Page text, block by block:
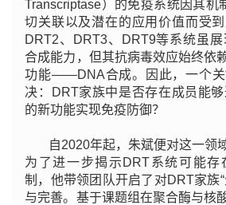
Transcriptase）的免疫系统因其机
切关联以及潜在的应用价值而受
DRT2、DRT3、DRT9等系统虽
合成能力，但其抗病毒效应始终依
功能——DNA合成。因此，一个关
决：DRT家族中是否存在成员能
的新功能实现免疫防御？
自2020年起，朱斌便对这一领
为了进一步揭示DRT系统可能存
制，他带领团队开启了对DRT家族
与完善。基于课题组在聚合酶与核